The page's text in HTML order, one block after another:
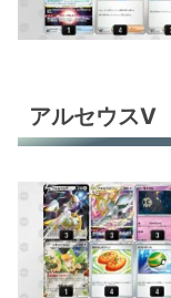
アルセウスV